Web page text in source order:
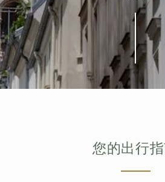
您的出行